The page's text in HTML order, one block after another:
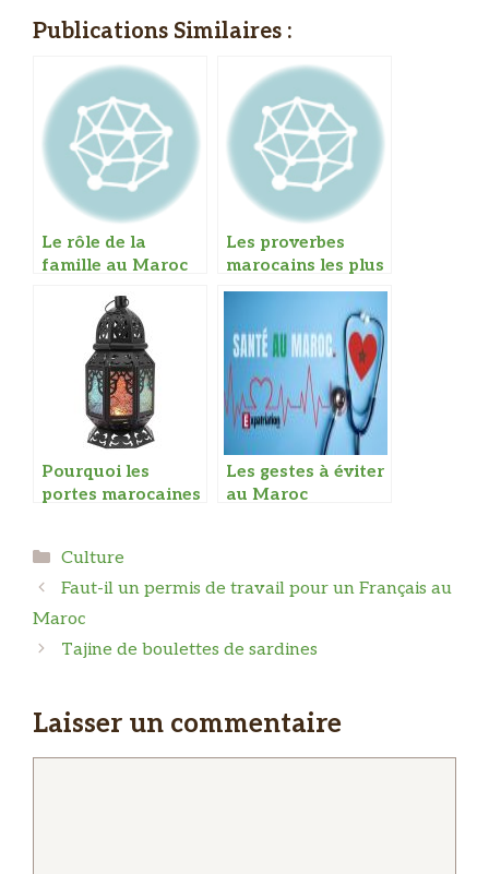
Publications Similaires :
Le rôle de la
famille au Maroc
Les proverbes
marocains les plus
connus
Pourquoi les
portes marocaines
Les gestes à éviter
au Maroc
Catégories
Culture
Faut-il un permis de travail pour un Français au
Maroc
Tajine de boulettes de sardines
Laisser un commentaire